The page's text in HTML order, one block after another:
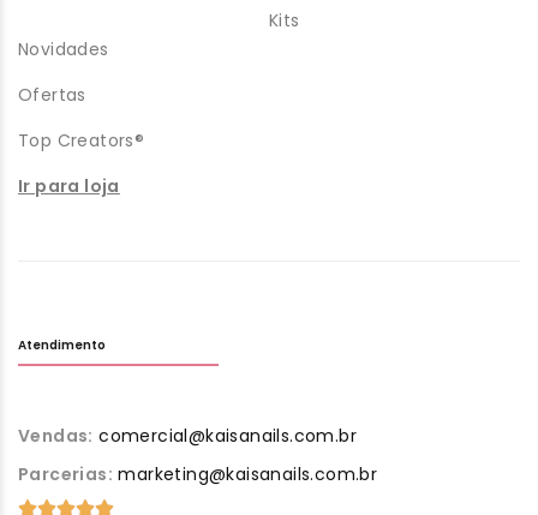
Kits
Novidades
Ofertas
Top Creators®
Ir para loja
Atendimento
Vendas: comercial@kaisanails.com.br
Parcerias: marketing@kaisanails.com.br